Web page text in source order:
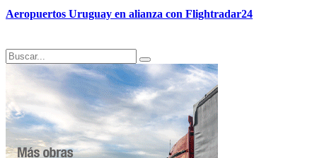
Aeropuertos Uruguay en alianza con Flightradar24
Search
for:
Search